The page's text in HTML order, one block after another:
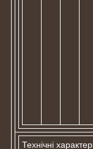
Технічні